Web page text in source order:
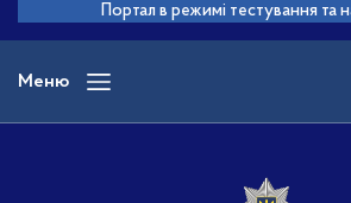
основного
вмісту
Портал в режимі тестування та
Меню